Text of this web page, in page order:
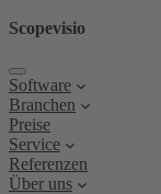
Scopevisio
Software
Branchen
Preise
Service
Referenzen
Über uns